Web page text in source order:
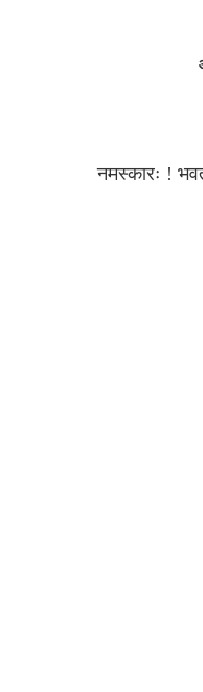
नमस्‍कारः !